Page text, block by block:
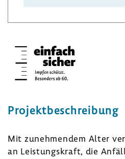
Projekt­be­schrei­bung
Mit zuneh­mendem Alter
an Leis­tungs­kraft, die